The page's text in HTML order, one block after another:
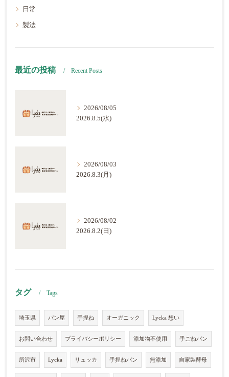
日常
製法
最近の投稿 Recent Posts
2026/08/05
2026.8.5(水)
2026/08/03
2026.8.3(月)
2026/08/02
2026.8.2(日)
タグ Tags
埼玉県 パン屋 手捏ね オーガニック Lycka 想い
お問い合わせ プライバシーポリシー 添加物不使用 手ごねパン
所沢市 Lycka リュッカ 手捏ねパン 無添加 自家製酵母